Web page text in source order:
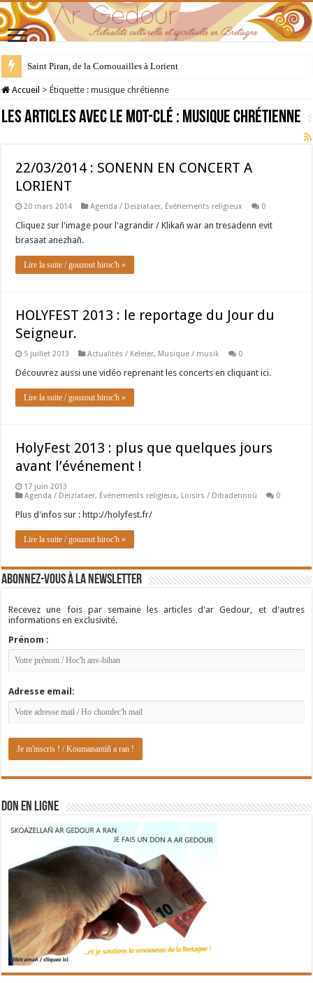
Saint Piran, de la Cornouailles à Lorient
Accueil > Étiquette :musique chrétienne
Les articles avec le mot-clé : musique chrétienne
22/03/2014 : SONENN EN CONCERT A
LORIENT
20 mars 2014 Agenda / Deiziataer, Événements religieux 0
Cliquez sur l'image pour l'agrandir / Klikañ war an tresadenn evit
brasaat anezhañ.
Lire la suite / gouzout hiroc'h »
HOLYFEST 2013 : le reportage du Jour du
Seigneur.
5 juillet 2013 Actualités / Keleier, Musique / musik 0
Découvrez aussi une vidéo reprenant les concerts en cliquant ici.
Lire la suite / gouzout hiroc'h »
HolyFest 2013 : plus que quelques jours
avant l’événement !
17 juin 2013
Agenda / Deiziataer, Événements religieux, Loisirs / Dibadennoù 0
Plus d'infos sur : http://holyfest.fr/
Lire la suite / gouzout hiroc'h »
Abonnez-vous à la newsletter
Recevez une fois par semaine les articles d'ar Gedour, et d'autres
informations en exclusivité.
Prénom :
Adresse email:
DON EN LIGNE